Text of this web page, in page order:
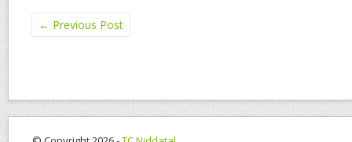
← Previous Post